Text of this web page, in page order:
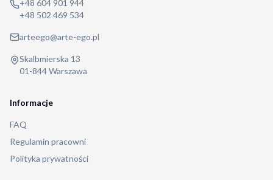
+48 604 901 944
+48 502 469 534
arteego@arte-ego.pl
Skalbmierska 13
01-844 Warszawa
Informacje
FAQ
Regulamin pracowni
Polityka prywatności